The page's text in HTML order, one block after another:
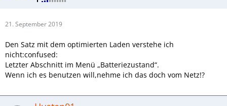
21. September 2019
Den Satz mit dem optimierten Laden verstehe ich
nicht:confused:
Letzter Abschnitt im Menü „Batteriezustand“.
Wenn ich es benutzen will,nehme ich das doch vom Netz!?